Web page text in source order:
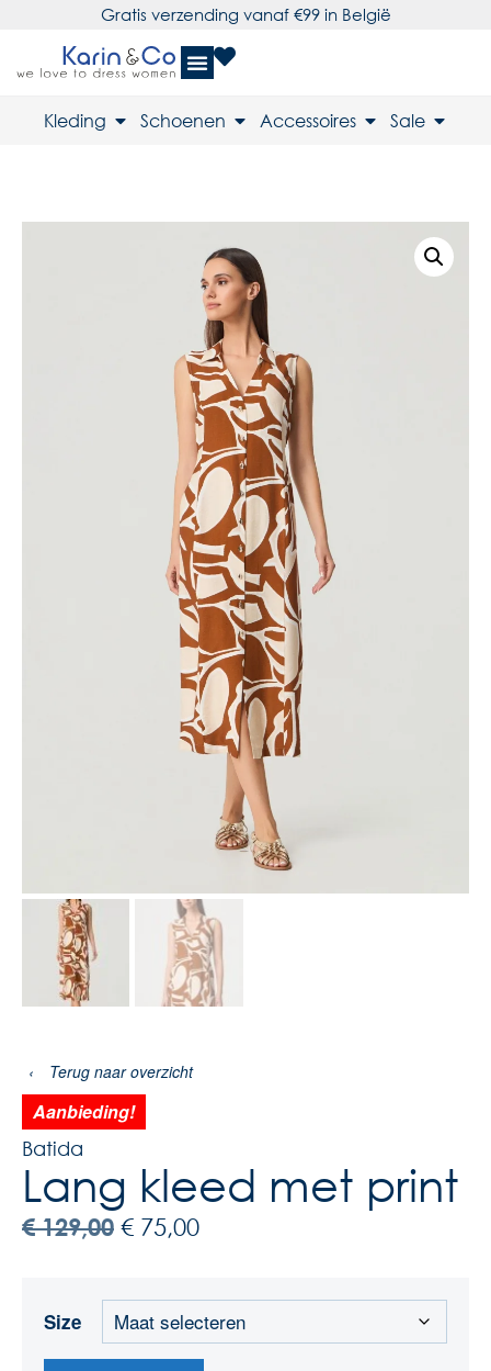
Gratis verzending vanaf €99 in België
Kleding Schoenen Accessoires Sale
‹ Terug naar overzicht
Aanbieding!
Batida
Lang kleed met print
€129,00 € 75,00
Size